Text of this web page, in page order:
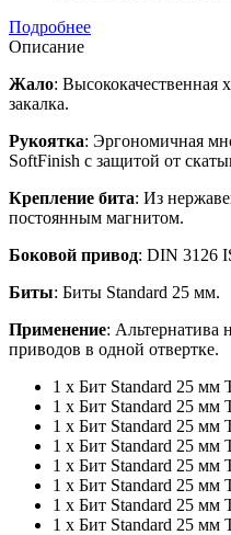
Подробнее
Описание
Жало: Высококачественная
закалка.
Рукоятка: Эргономичная
SoftFinish с защитой от
Крепление бита: Из
постоянным магнитом.
Боковой привод: DIN 3126
Биты: Биты Standard 25 мм.
Применение: Альтернатива
приводов в одной отвертке.
1 x Бит Standard 25
1 x Бит Standard 25
1 x Бит Standard 25
1 x Бит Standard 25
1 x Бит Standard 25
1 x Бит Standard 25
1 x Бит Standard 25
1 x Бит Standard 25